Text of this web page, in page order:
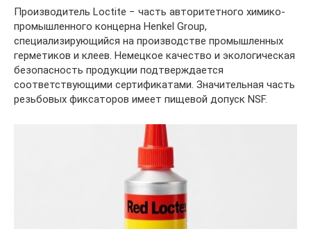
Производитель Loctite − часть авторитетного химико-
промышленного концерна Henkel Group,
специализирующийся на производстве промышленных
герметиков и клеев. Немецкое качество и экологическая
безопасность продукции подтверждается
соответствующими сертификатами. Значительная часть
резьбовых фиксаторов имеет пищевой допуск NSF.